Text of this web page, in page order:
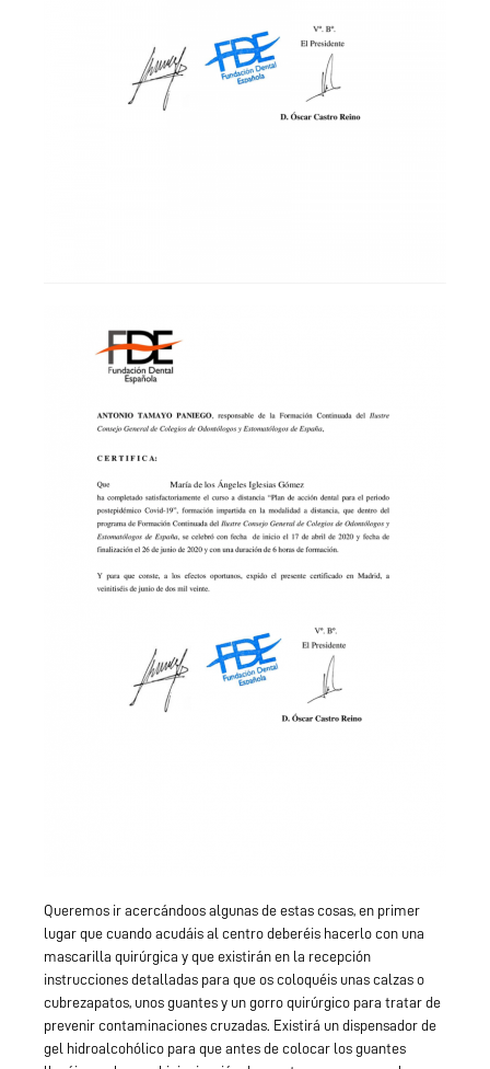
Queremos ir acercándoos algunas de estas cosas, en primer
lugar que cuando acudáis al centro deberéis hacerlo con una
mascarilla quirúrgica y que existirán en la recepción
instrucciones detalladas para que os coloquéis unas calzas o
cubrezapatos, unos guantes y un gorro quirúrgico para tratar de
prevenir contaminaciones cruzadas. Existirá un dispensador de
gel hidroalcohólico para que antes de colocar los guantes